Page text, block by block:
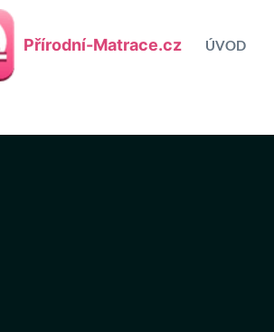
Přírodní-Matrace.cz ÚVOD